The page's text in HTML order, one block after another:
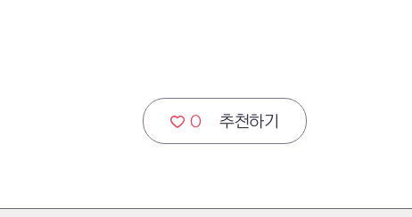
0 추천하기